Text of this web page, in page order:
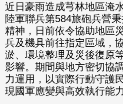
近日豪雨造成芎林地區淹
陸軍聯兵第584旅砲兵營秉
精神，日前依令協助地區
兵及機具前往指定區域，
淤、環境整理及災後復原
影響。期間與地方密切協
力運用，以實際行動守護
現國軍應變與高效執行能力